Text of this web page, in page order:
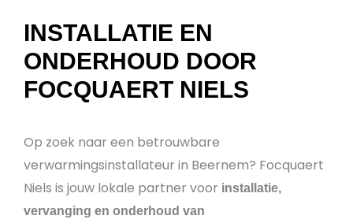
INSTALLATIE EN
ONDERHOUD DOOR
FOCQUAERT NIELS
Op zoek naar een betrouwbare
verwarmingsinstallateur in Beernem? Focquaert
Niels is jouw lokale partner voor installatie,
vervanging en onderhoud van